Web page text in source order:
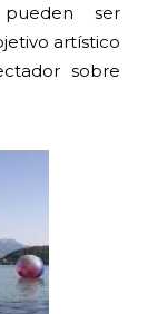
ser
artístico
sobre